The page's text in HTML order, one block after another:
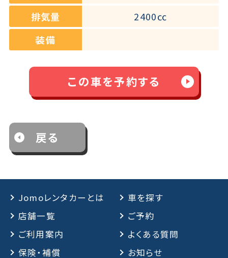
排気量
2400㏄
装備
戻る
この車を予約する
Jomoレンタカーとは
車を探す
店舗一覧
ご予約
ご利用案内
よくある質問
保険・補償
お知らせ